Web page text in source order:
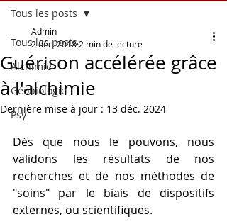
Tous les posts
Alchimie
Géobiologie
Psy
Tous les posts
Guérison accélérée grâce
à l'alchimie
Admin
2 déc. 2018 2 min de lecture
Dernière mise à jour : 13 déc. 2024
Dès que nous le pouvons, nous
validons les résultats de nos
recherches et de nos méthodes de
"soins" par le biais de dispositifs
externes, ou scientifiques.